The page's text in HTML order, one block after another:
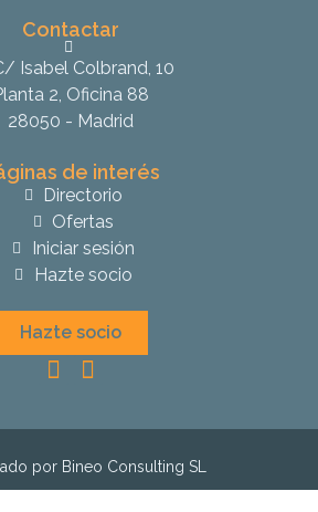
Contactar
Isabel Colbrand, 10
2, Oficina 88
28050 - Madrid
de interés
Directorio
Ofertas
Iniciar sesión
Hazte socio
Hazte socio
por Bineo Consulting SL